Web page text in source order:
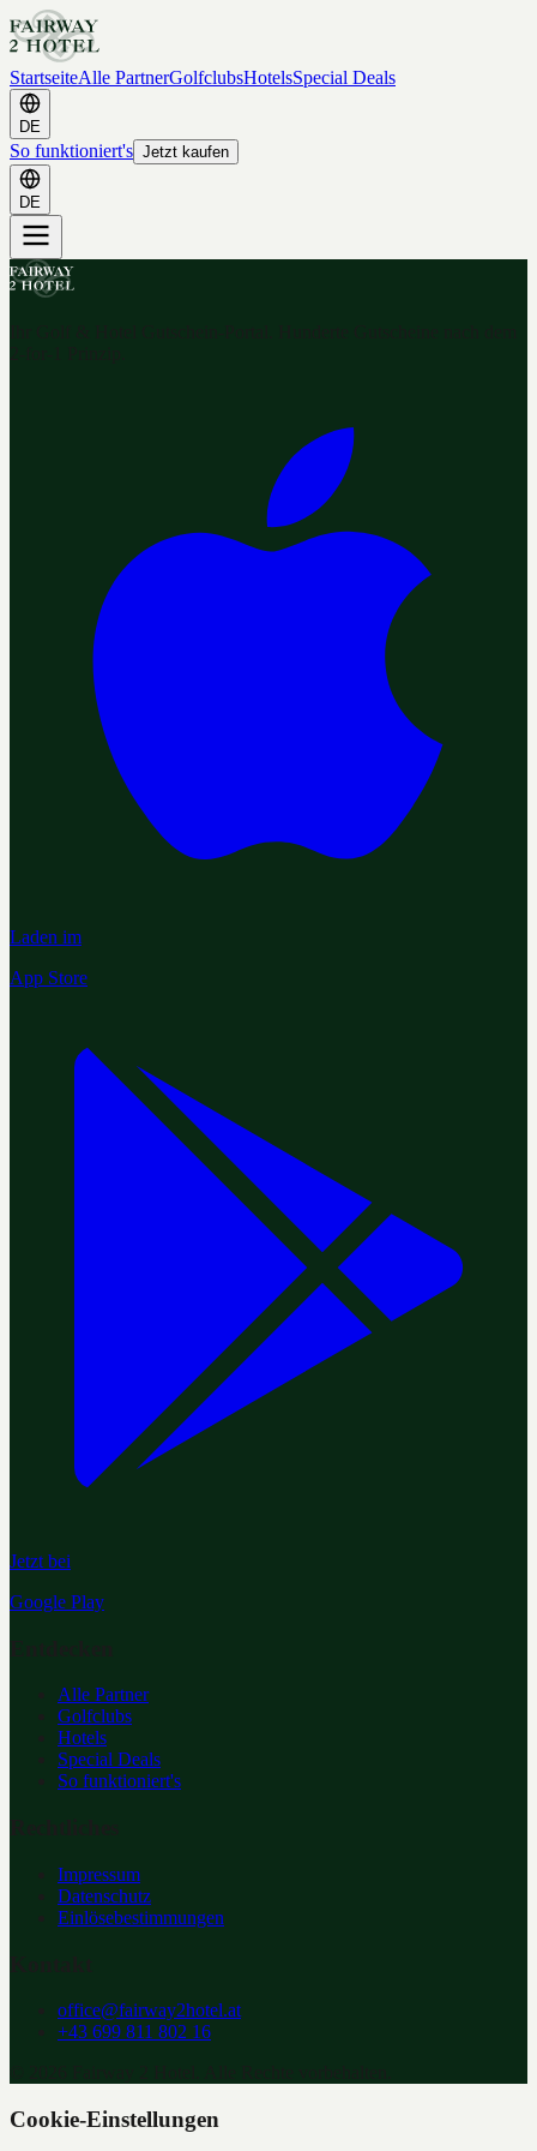
StartseiteAlle PartnerGolfclubsHotelsSpecial Deals
DE
So funktioniert's Jetzt kaufen
DE
Laden im
App Store
Jetzt bei
Google Play
Alle Partner
Golfclubs
Hotels
Special Deals
So funktioniert's
Impressum
Datenschutz
Einlösebestimmungen
office@fairway2hotel.at
+43 699 811 802 16
Cookie-Einstellungen